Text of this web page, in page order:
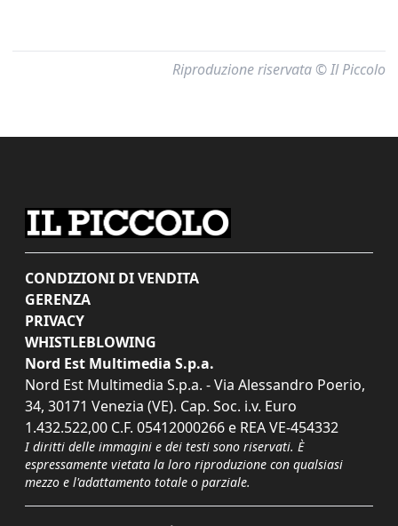
Riproduzione riservata © Il Piccolo
CONDIZIONI DI VENDITA
GERENZA
PRIVACY
WHISTLEBLOWING
Nord Est Multimedia S.p.a.
Nord Est Multimedia S.p.a. - Via Alessandro Poerio,
34, 30171 Venezia (VE). Cap. Soc. i.v. Euro
1.432.522,00 C.F. 05412000266 e REA VE-454332
I diritti delle immagini e dei testi sono riservati. È
espressamente vietata la loro riproduzione con qualsiasi
mezzo e l'adattamento totale o parziale.